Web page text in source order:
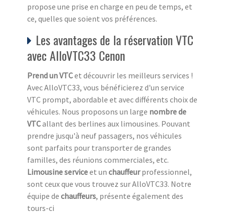
propose une prise en charge en peu de temps, et
ce, quelles que soient vos préférences.
Les avantages de la réservation VTC
avec AlloVTC33 Cenon
Prend un VTCet découvrir les meilleurs services !
Avec AlloVTC33, vous bénéficierez d'un service
VTC prompt, abordable et avec différents choix de
véhicules. Nous proposons un large nombre de
VTCallant des berlines aux limousines. Pouvant
prendre jusqu'à neuf passagers, nos véhicules
sont parfaits pour transporter de grandes
familles, des réunions commerciales, etc.
Limousine serviceet un chauffeurprofessionnel,
sont ceux que vous trouvez sur AlloVTC33. Notre
équipe de chauffeurs, présente également des
tours-ci